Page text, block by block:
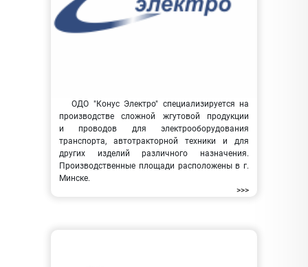
ОДО "Конус Электро" специализируется на
производстве сложной жгутовой продукции
и проводов для электрооборудования
транспорта, автотракторной техники и для
других изделий различного назначения.
Производственные площади расположены в г.
Минске.
>>>